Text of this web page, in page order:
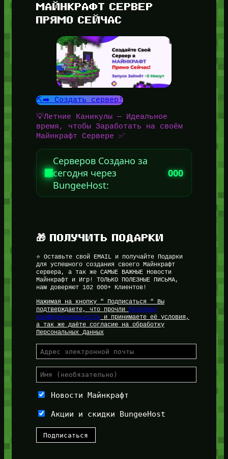
МАЙНКРАФТ СЕРВЕР
ПРЯМО СЕЙЧАС
⛏️➡️ Создать сервер!
💡Летние Каникулы — Идеальное
время, чтобы Заработать на своём
Майнкрафт Сервере ✅
Серверов Создано за
сегодня через
BungeeHost:
000
🎁 ПОЛУЧИТЬ ПОДАРКИ
⭐ Оставьте свой EMAIL и получайте Подарки
для успешного создания своего Майнкрафт
сервера, а так же САМЫЕ ВАЖНЫЕ Новости
Майнкрафт и Игр! ТОЛЬКО ПОЛЕЗНЫЕ ПИСЬМА,
нам доверяют 102 000+ Клиентов!
Нажимая на кнопку " Подписаться " Вы
подтверждаете, что прочли
Политику
Конфиденциальностии принимаете её условия,
а так же даёте согласие на обработку
Персональных Данных
Новости Майнкрафт
Акции и скидки BungeeHost